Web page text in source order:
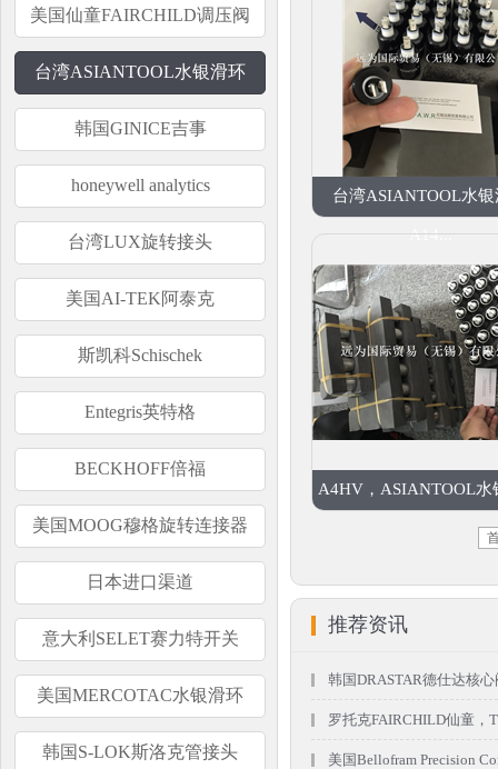
美国仙童FAIRCHILD调压阀
台湾ASIANTOOL水银滑环
韩国GINICE吉事
honeywell analytics
台湾LUX旋转接头
美国AI-TEK阿泰克
斯凯科Schischek
Entegris英特格
BECKHOFF倍福
美国MOOG穆格旋转连接器
日本进口渠道
意大利SELET赛力特开关
美国MERCOTAC水银滑环
韩国S-LOK斯洛克管接头
台湾ASIANTOOL水
A14...
A4HV，ASIANTOOL水
推荐资讯
韩国DRASTAR德仕达核心
罗托克FAIRCHILD仙童，
美国Bellofram Precision